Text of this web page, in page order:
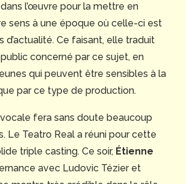
l’œuvre pour la mettre en
sens à une époque où celle-ci est
d’actualité. Ce faisant, elle traduit
public concerné par ce sujet, en
qui peuvent être sensibles à la
par ce type de production.
fera sans doute beaucoup
Le Teatro Real a réuni pour cette
triple casting. Ce soir, Étienne
avec Ludovic Tézier et